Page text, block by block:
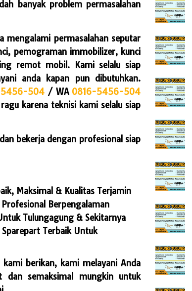
banyak problem permasalahan
mengalami permasalahan seputar
pemograman immobilizer, kunci
remot mobil. Kami selalu siap
anda kapan pun dibutuhkan.
504/ WA 0816-5456-504
karena teknisi kami selalu siap
bekerja dengan profesional siap
Maksimal & Kualitas Terjamin
Berpengalaman
Tulungagung & Sekitarnya
Terbaik Untuk
berikan, kami melayani Anda
dan semaksimal mungkin untuk